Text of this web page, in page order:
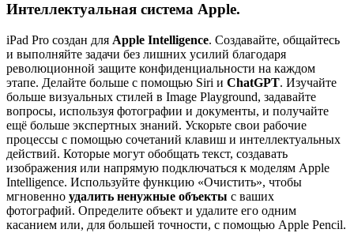
Интеллектуальная система Apple.
iPad Pro создан для Apple Intelligence. Создавайте, общайтесь
и выполняйте задачи без лишних усилий благодаря
революционной защите конфиденциальности на каждом
этапе. Делайте больше с помощью Siri и ChatGPT. Изучайте
больше визуальных стилей в Image Playground, задавайте
вопросы, используя фотографии и документы, и получайте
ещё больше экспертных знаний. Ускорьте свои рабочие
процессы с помощью сочетаний клавиш и интеллектуальных
действий. Которые могут обобщать текст, создавать
изображения или напрямую подключаться к моделям Apple
Intelligence. Используйте функцию «Очистить», чтобы
мгновенно удалить ненужные объекты с ваших
фотографий. Определите объект и удалите его одним
касанием или, для большей точности, с помощью Apple Pencil.